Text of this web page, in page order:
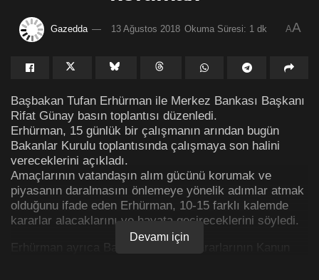
Gazedda 13 Ağustos 2018 Okuma Süresi: 1 dk AA
Başbakan Tufan Erhürman ile Merkez Bankası Başkanı
Rifat Günay basın toplantısı düzenledi.
Erhürman, 15 günlük bir çalışmanın arından bugün
Bakanlar Kurulu toplantısında çalışmaya son halini
vereceklerini açıkladı.
Amaçlarının vatandaşın alım gücünü korumak ve
piyasanın daralmasını önlemeye yönelik adımlar atmak
olduğunu ifade eden Erhürman, 10-15 farklı kalemde
kararlar alacaklarını ve hayata geçireceklerini söyledi.
Erhürman ayrıca Bakanlar Kurulu kararlarının Kanun
Devamı için